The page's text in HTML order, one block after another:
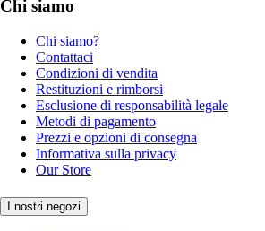
Chi siamo
Chi siamo?
Contattaci
Condizioni di vendita
Restituzioni e rimborsi
Esclusione di responsabilità legale
Metodi di pagamento
Prezzi e opzioni di consegna
Informativa sulla privacy
Our Store
I nostri negozi